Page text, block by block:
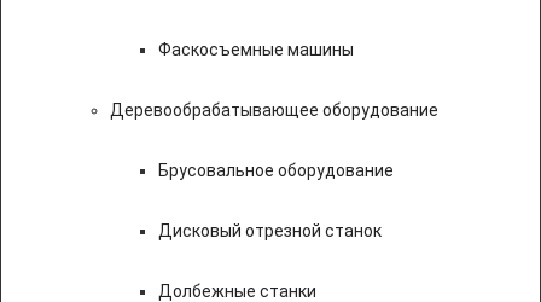
Фаскосъемные машины
Деревообрабатывающее оборудование
Брусовальное оборудование
Дисковый отрезной станок
Долбежные станки